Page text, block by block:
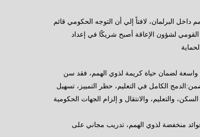
البرلمان، لافتاً إلي أن التوجه الحكومي قائم
لشؤون الإعاقة أصبح شريكًا في إعداد
واسعة لضمان حياة كريمة لذوي الهمم، فقد سن
شامل حتى الآن، ويضمن:الدمج الكامل في التعليم، حظر التمييز، تسهيل
والتعليم، والانتقال و إلزام الجهات الحكومية
منخفضة لذوي الهمم، تدريب مجاني على